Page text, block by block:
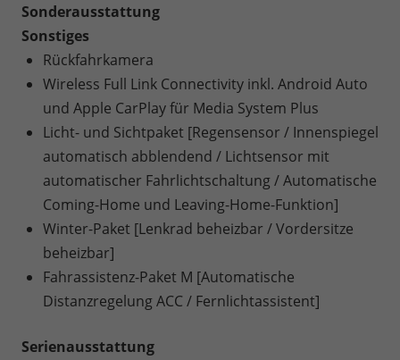
Sonderausstattung
Sonstiges
Rückfahrkamera
Wireless Full Link Connectivity inkl. Android Auto
und Apple CarPlay für Media System Plus
Licht- und Sichtpaket [Regensensor / Innenspiegel
automatisch abblendend / Lichtsensor mit
automatischer Fahrlichtschaltung / Automatische
Coming-Home und Leaving-Home-Funktion]
Winter-Paket [Lenkrad beheizbar / Vordersitze
beheizbar]
Fahrassistenz-Paket M [Automatische
Distanzregelung ACC / Fernlichtassistent]
Serienausstattung